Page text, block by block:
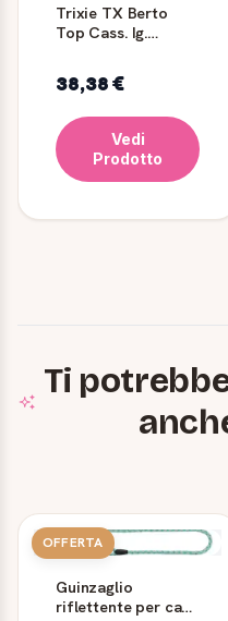
Trixie TX Berto
Top Cass. Ig.
38,38 €
Vedi
Prodotto
Ti
OFFERTA
Guinzaglio
riflettente per cani